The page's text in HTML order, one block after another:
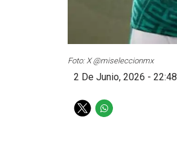
Foto: X @miseleccionmx
2 De Junio, 2026 - 22:48
T
W